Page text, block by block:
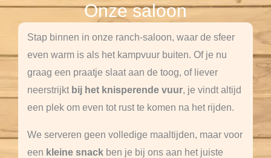
Onze saloon
Stap binnen in onze ranch-saloon, waar de sfeer
even warm is als het kampvuur buiten. Of je nu
graag een praatje slaat aan de toog, of liever
neerstrijkt bij het knisperende vuur, je vindt altijd
een plek om even tot rust te komen na het rijden.
We serveren geen volledige maaltijden, maar voor
een kleine snack ben je bij ons aan het juiste